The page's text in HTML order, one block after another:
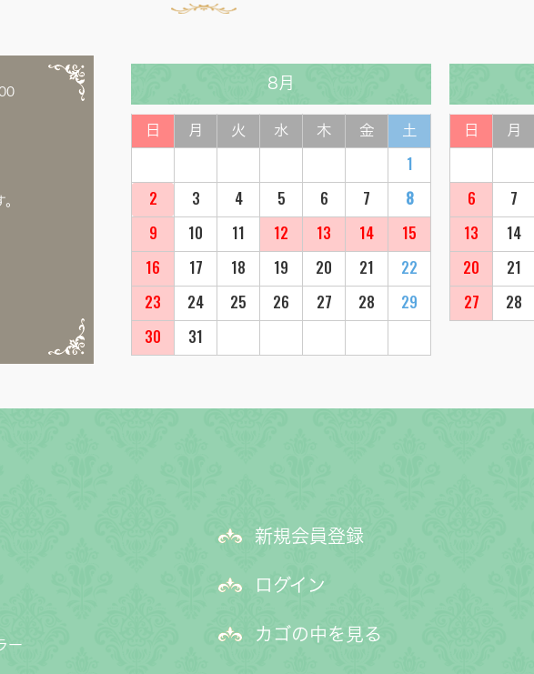
8月
日 月 火 水 木 金 土
1
2
3 4 5 6 7
8
9
10 11 12 13 14
15
16
17 18 19 20 21
22
23
24 25 26 27 28
29
30
31
日 月
6
7
13
14
20
21
27
28
ー
新規会員登録
ログイン
カゴの中を見る